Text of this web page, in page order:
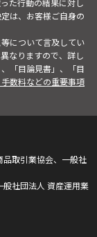
た行動の結果に対し
は、お客様ご自身の
について言及してい
なりますので、詳し
「目論見書」、「目
手数料などの重要事項
品取引業協会、一般社
社団法人 資産運用業